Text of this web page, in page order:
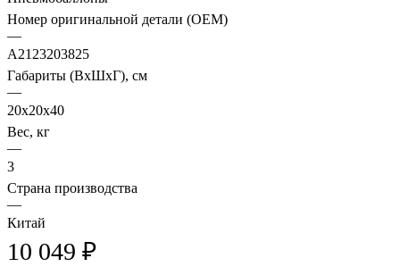
Номер оригинальной детали (OEM)
—
A2123203825
Габариты (ВхШхГ), см
—
20x20x40
Вес, кг
—
3
Страна производства
—
Китай
10 049 ₽